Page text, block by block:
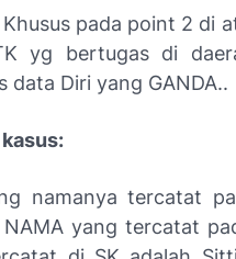
pada point 2 di
yg bertugas di
data Diri yang GANDA..
namanya tercatat
yang tercatat